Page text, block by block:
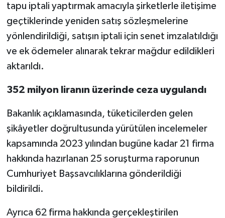
tapu iptali yaptırmak amacıyla şirketlerle iletişime
geçtiklerinde yeniden satış sözleşmelerine
yönlendirildiği, satışın iptali için senet imzalatıldığı
ve ek ödemeler alınarak tekrar mağdur edildikleri
aktarıldı.
352 milyon liranın üzerinde ceza uygulandı
Bakanlık açıklamasında, tüketicilerden gelen
şikâyetler doğrultusunda yürütülen incelemeler
kapsamında 2023 yılından bugüne kadar 21 firma
hakkında hazırlanan 25 soruşturma raporunun
Cumhuriyet Başsavcılıklarına gönderildiği
bildirildi.
Ayrıca 62 firma hakkında gerçekleştirilen